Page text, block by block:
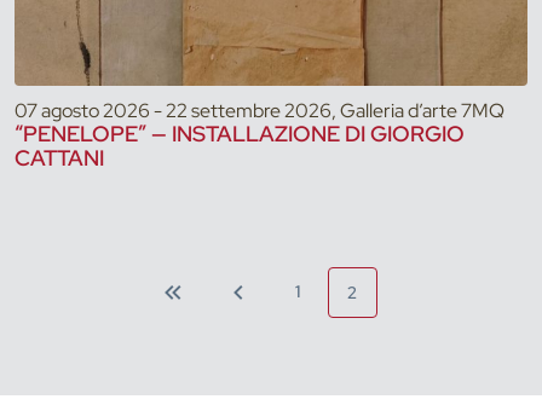
07 agosto 2026 - 22 settembre 2026, Galleria d’arte 7MQ
“PENELOPE” — INSTALLAZIONE DI GIORGIO
CATTANI
1 2